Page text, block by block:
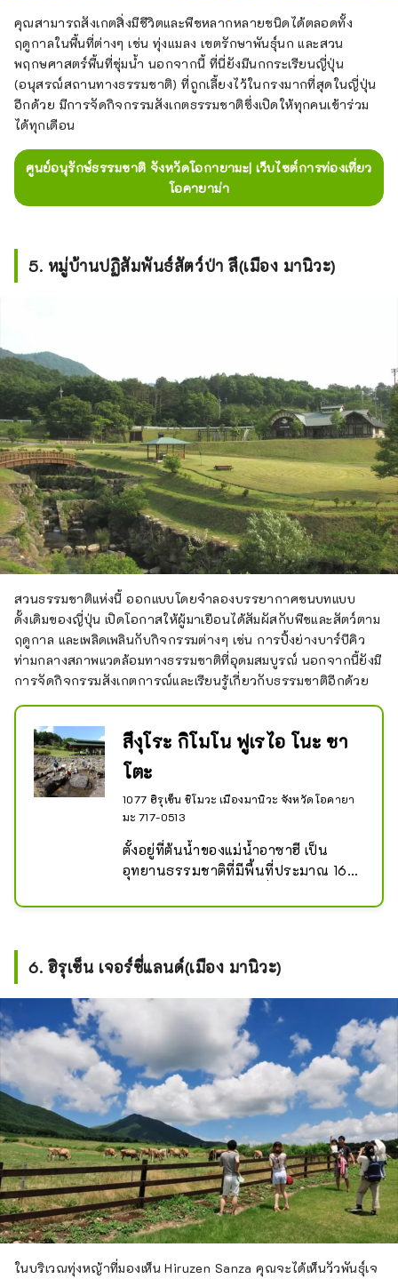
ให้ความรู้เชิงประสบการณ์ในวันที่ 29
เมษายน 2566 และจะนำเสนอ
ประสบการณ์หลากหลายตลอดทั้งปี รวม
ถึงการทำไอศกรีมและทำไส้กรอก
คุณสามารถสังเกตสิ่งมีชีวิตและพืชหลากหลายชนิดได้ตลอดทั้ง
ฤดูกาลในพื้นที่ต่างๆ เช่น ทุ่งแมลง เขตรักษาพันธุ์นก และสวน
พฤกษศาสตร์พื้นที่ชุ่มน้ำ นอกจากนี้ ที่นี่ยังมีนกกระเรียนญี่ปุ่น
(อนุสรณ์สถานทางธรรมชาติ) ที่ถูกเลี้ยงไว้ในกรงมากที่สุดในญี่ปุ่น
อีกด้วย มีการจัดกิจกรรมสังเกตธรรมชาติซึ่งเปิดให้ทุกคนเข้าร่วม
ได้ทุกเดือน
ศูนย์อนุรักษ์ธรรมชาติ จังหวัดโอกายามะ| เว็บไซต์การท่องเที่ยว
โอคายาม่า
5. หมู่บ้านปฏิสัมพันธ์สัตว์ป่า สึ(เมือง มานิวะ)
สวนธรรมชาติแห่งนี้ ออกแบบโดยจำลองบรรยากาศชนบทแบบ
ดั้งเดิมของญี่ปุ่น เปิดโอกาสให้ผู้มาเยือนได้สัมผัสกับพืชและสัตว์ตาม
ฤดูกาล และเพลิดเพลินกับกิจกรรมต่างๆ เช่น การปิ้งย่างบาร์บีคิว
ท่ามกลางสภาพแวดล้อมทางธรรมชาติที่อุดมสมบูรณ์ นอกจากนี้ยังมี
การจัดกิจกรรมสังเกตการณ์และเรียนรู้เกี่ยวกับธรรมชาติอีกด้วย
สึงุโระ กิโมโน ฟูเรไอ โนะ ซา
โตะ
1077 ฮิรุเซ็น ชิโมวะ เมืองมานิวะ จังหวัดโอคายา
มะ 717-0513
ตั้งอยู่ที่ต้นน้ำของแม่น้ำอาซาฮี เป็น
อุทยานธรรมชาติที่มีพื้นที่ประมาณ 16
สัมผัสกับสภาพแวดล้อมทางธรรมชาติที่
ลำธาร และลำธารบนภูเขาได้เช่นกัน
เป็นพืชและสัตว์หายากนานาชนิดที่อาศัย
6. ฮิรุเซ็น เจอร์ซี่แลนด์(เมือง มานิวะ)
ในบริเวณทุ่งหญ้าที่มองเห็น Hiruzen Sanza คุณจะได้เห็นวัวพันธุ์เจ